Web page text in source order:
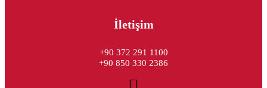
İletişim
+90 372 291 1100
+90 850 330 2386